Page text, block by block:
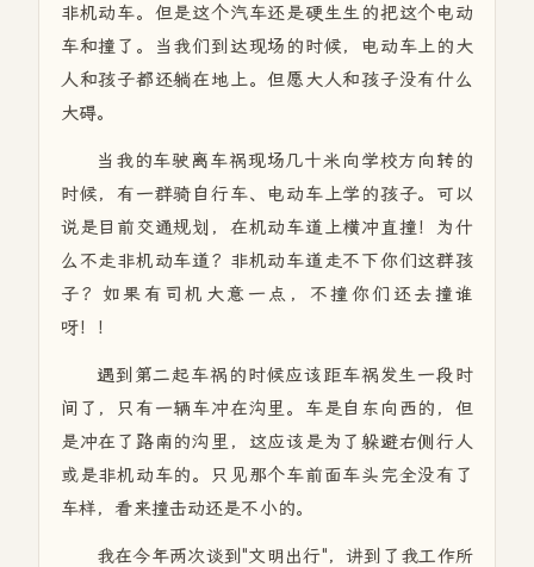
非机动车。但是这个汽车还是硬生生的把这个电动
车和撞了。当我们到达现场的时候，电动车上的大
人和孩子都还躺在地上。但愿大人和孩子没有什么
大碍。
当我的车驶离车祸现场几十米向学校方向转的
时候，有一群骑自行车、电动车上学的孩子。可以
说是目前交通规划，在机动车道上横冲直撞！为什
么不走非机动车道？非机动车道走不下你们这群孩
子？如果有司机大意一点，不撞你们还去撞谁
呀！！
遇到第二起车祸的时候应该距车祸发生一段时
间了，只有一辆车冲在沟里。车是自东向西的，但
是冲在了路南的沟里，这应该是为了躲避右侧行人
或是非机动车的。只见那个车前面车头完全没有了
车样，看来撞击动还是不小的。
我在今年两次谈到"文明出行"，讲到了我工作所